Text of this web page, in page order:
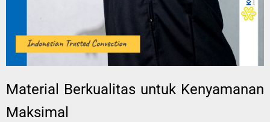
Material Berkualitas untuk Kenyamanan
Maksimal